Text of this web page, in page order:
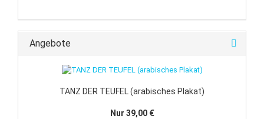
Angebote
TANZ DER TEUFEL (arabisches Plakat)
Nur 39,00 €